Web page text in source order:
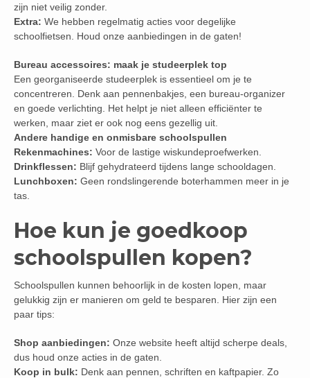
zijn niet veilig zonder.
Extra: We hebben regelmatig acties voor degelijke
schoolfietsen. Houd onze aanbiedingen in de gaten!
Bureau accessoires: maak je studeerplek top
Een georganiseerde studeerplek is essentieel om je te
concentreren. Denk aan pennenbakjes, een bureau-organizer
en goede verlichting. Het helpt je niet alleen efficiënter te
werken, maar ziet er ook nog eens gezellig uit.
Andere handige en onmisbare schoolspullen
Rekenmachines: Voor de lastige wiskundeproefwerken.
Drinkflessen: Blijf gehydrateerd tijdens lange schooldagen.
Lunchboxen: Geen rondslingerende boterhammen meer in je
tas.
Hoe kun je goedkoop
schoolspullen kopen?
Schoolspullen kunnen behoorlijk in de kosten lopen, maar
gelukkig zijn er manieren om geld te besparen. Hier zijn een
paar tips:
Shop aanbiedingen: Onze website heeft altijd scherpe deals,
dus houd onze acties in de gaten.
Koop in bulk: Denk aan pennen, schriften en kaftpapier. Zo